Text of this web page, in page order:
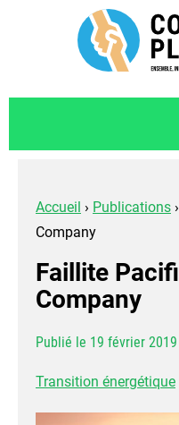
Accueil › Publications ›
Company
Faillite Pacific Gas & Electric
Company
Publié le 19 février 2019
Transition énergétique